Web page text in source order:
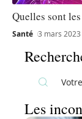
Quelles sont
Santé 3 mars 2023
Les